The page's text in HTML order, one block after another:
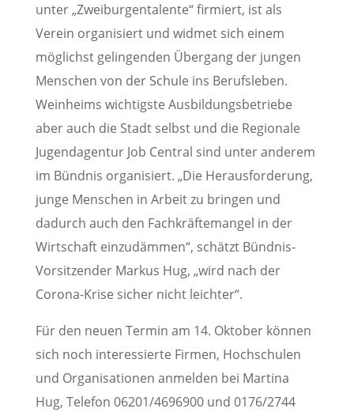
unter „Zweiburgentalente“ firmiert, ist als
Verein organisiert und widmet sich einem
möglichst gelingenden Übergang der jungen
Menschen von der Schule ins Berufsleben.
Weinheims wichtigste Ausbildungsbetriebe
aber auch die Stadt selbst und die Regionale
Jugendagentur Job Central sind unter anderem
im Bündnis organisiert. „Die Herausforderung,
junge Menschen in Arbeit zu bringen und
dadurch auch den Fachkräftemangel in der
Wirtschaft einzudämmen“, schätzt Bündnis-
Vorsitzender Markus Hug, „wird nach der
Corona-Krise sicher nicht leichter“.
Für den neuen Termin am 14. Oktober können
sich noch interessierte Firmen, Hochschulen
und Organisationen anmelden bei Martina
Hug, Telefon 06201/4696900 und 0176/2744